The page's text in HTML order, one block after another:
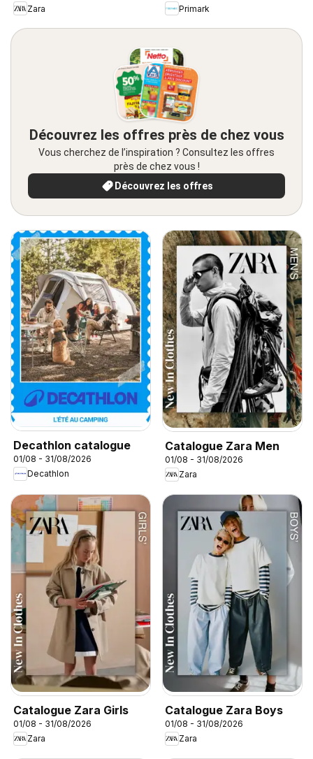
Zara
Primark
Découvrez les offres près de chez vous
Vous cherchez de l’inspiration ? Consultez les offres
près de chez vous !
Découvrez les offres
Decathlon catalogue
01/08 - 31/08/2026
Decathlon
Catalogue Zara Men
01/08 - 31/08/2026
Zara
Catalogue Zara Girls
01/08 - 31/08/2026
Zara
Catalogue Zara Boys
01/08 - 31/08/2026
Zara